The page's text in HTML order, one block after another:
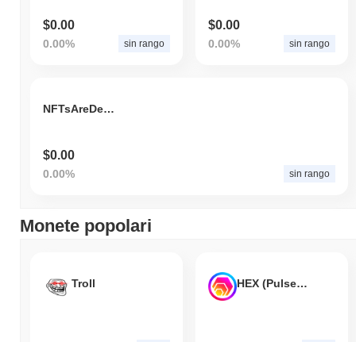
$0.00
0.00% sin rango
$0.00
0.00% sin rango
NFTsAreDead
$0.00
0.00% sin rango
Monete popolari
Troll HEX (Pulsechain)